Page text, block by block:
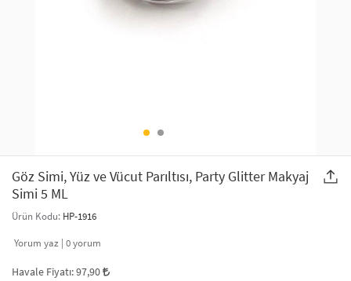
ŞAL VE FULAR
ODA KOKUSU VE MUM
Göz Simi, Yüz ve Vücut Parıltısı, Party Glitter Makyaj
Simi 5 ML
Ürün Kodu: HP-1916
Yorum yaz | 0yorum
Havale Fiyatı:97,90